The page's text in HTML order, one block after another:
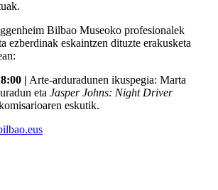
Bilbao Museoko profesionalek
ezberdinak eskaintzen dituzte erakusketa
| Arte-arduradunen ikuspegia: Marta
eta Jasper Johns: Night Driver
eskutik.